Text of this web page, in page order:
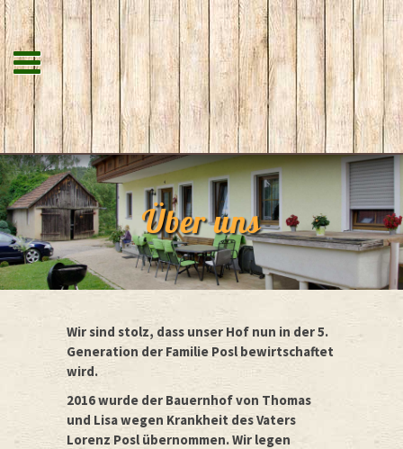
Über uns
Wir sind stolz, dass unser Hof nun in der 5.
Generation der Familie Posl bewirtschaftet
wird.
2016 wurde der Bauernhof von Thomas
und Lisa wegen Krankheit des Vaters
Lorenz Posl übernommen. Wir legen